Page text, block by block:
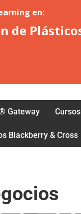
Gateway Cursos
Blackberry & Cross